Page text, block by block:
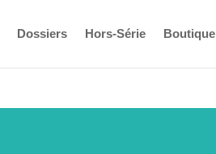
Dossiers Hors-Série Boutique